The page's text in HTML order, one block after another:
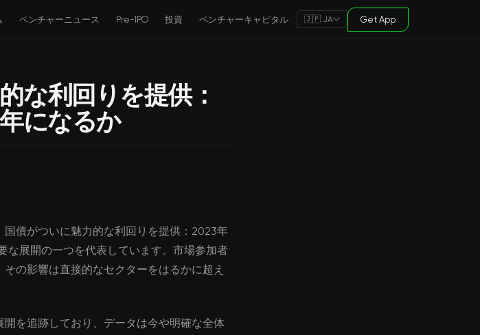
ベンチャーニュース Pre-IPO 投資 ベンチャーキャピタル 🇯🇵 JA Get App
な利回りを提供：
になるか
債がついに魅力的な利回りを提供：2023年
な展開の一つを代表しています。市場参加者
の影響は直接的なセクターをはるかに超え
を追跡しており、データは今や明確な全体